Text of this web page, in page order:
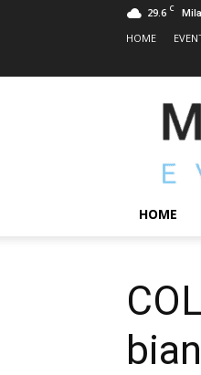
29.6 C
HOME
HOME